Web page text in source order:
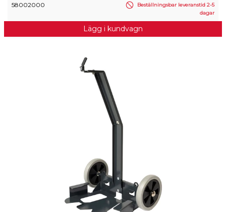
58002000
Beställningsbar leveranstid 2-5
dagar
Lägg i kundvagn